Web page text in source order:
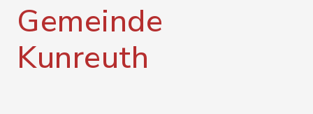
Gemeinde
Kunreuth